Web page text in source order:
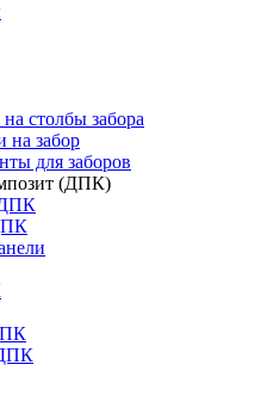
столбы забора
на забор
для заборов
(ДПК)
ДПК